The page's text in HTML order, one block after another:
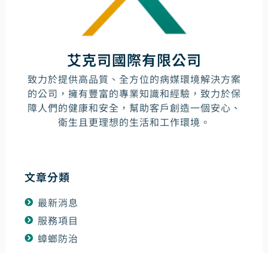
艾克司國際有限公司
致力於提供高品質、全方位的病媒環境解決方案
的公司，擁有豐富的專業知識和經驗，致力於保
障人們的健康和安全，幫助客戶創造一個安心、
衛生且更理想的生活和工作環境。
文章分類
最新消息
服務項目
蟑螂防治